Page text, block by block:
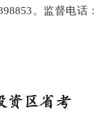
。监督电话：